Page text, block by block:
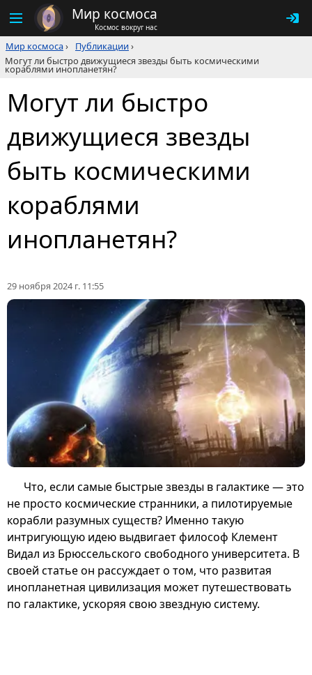
Мир космоса
Космос вокруг нас
Мир космоса› Публикации›
Могут ли быстро движущиеся звезды быть космическими
кораблями инопланетян?
Могут ли быстро
движущиеся звезды
быть космическими
кораблями
инопланетян?
29 ноября 2024 г. 11:55
Что, если самые быстрые звезды в галактике — это
не просто космические странники, а пилотируемые
корабли разумных существ? Именно такую
интригующую идею выдвигает философ Клемент
Видал из Брюссельского свободного университета. В
своей статье он рассуждает о том, что развитая
инопланетная цивилизация может путешествовать
по галактике, ускоряя свою звездную систему.